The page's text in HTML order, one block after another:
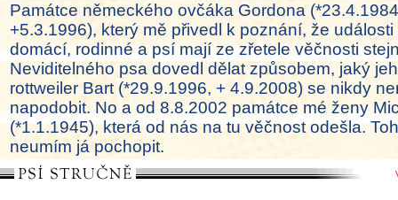
Památce německého ovčáka Gordona
+5.3.1996), který mě přivedl k poznání, že
domácí, rodinné a psí mají ze zřetele věčnosti
Neviditelného psa dovedl dělat způsobem, jaký
rottweiler Bart (*29.9.1996, + 4.9.2008) se nikdy
napodobit. No a od 8.8.2002 památce mé ženy
(*1.1.1945), která od nás na tu věčnost odešla.
neumím já pochopit.